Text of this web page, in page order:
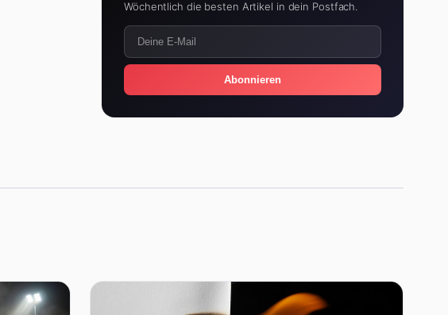
Wöchentlich die besten Artikel in dein Postfach.
Abonnieren